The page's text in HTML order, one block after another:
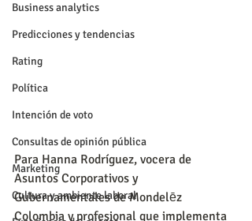
Business analytics
Predicciones y tendencias
Rating
Política
Intención de voto
Consultas de opinión pública
Marketing
Cultura y ambiente laboral
Para Hanna Rodríguez, vocera de
Asuntos Corporativos y
Gubernamentales de Mondelēz
Colombia y profesional que implementa